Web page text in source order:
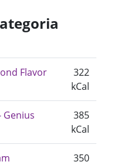
Flavor
322
kCal
Genius
385
kCal
350